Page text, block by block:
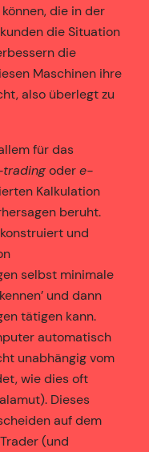
die in der
die Situation
die
Maschinen ihre
also überlegt zu
für das
odere-
Kalkulation
beruht.
und
selbst minimale
und dann
tätigen kann.
automatisch
unabhängig vom
wie dies oft
Dieses
auf dem
(und